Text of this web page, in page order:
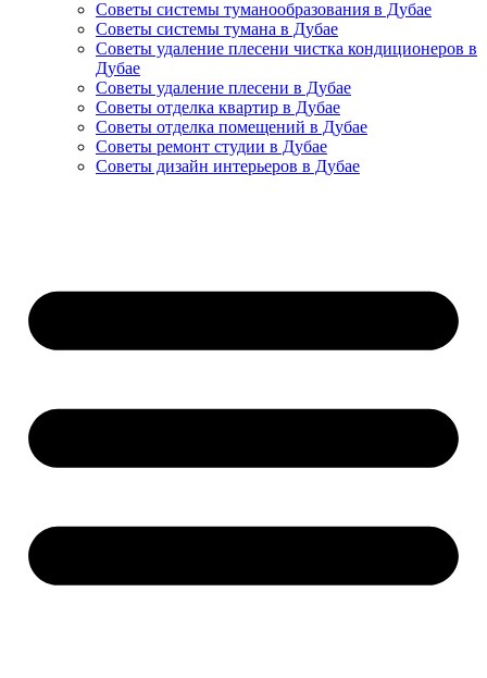
Советы системы туманообразования в Дубае
Советы системы тумана в Дубае
Советы удаление плесени чистка кондиционеров в
Дубае
Советы удаление плесени в Дубае
Советы отделка квартир в Дубае
Советы отделка помещений в Дубае
Советы ремонт студии в Дубае
Советы дизайн интерьеров в Дубае